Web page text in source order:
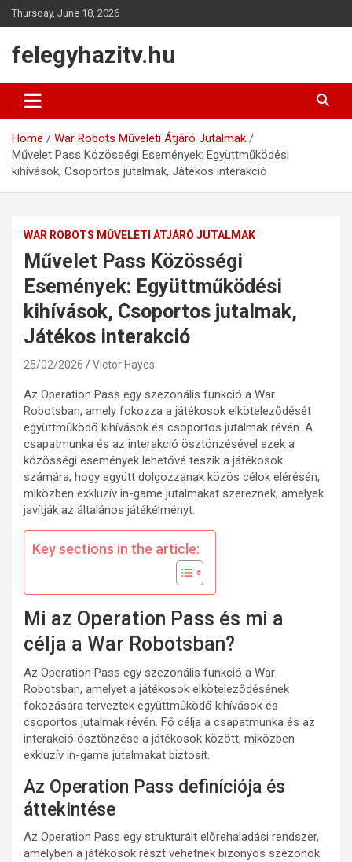
Skip
to
Thursday, June 18, 2026
felegyhazitv.hu
Home
War Robots Műveleti Átjáró Jutalmak
Művelet Pass Közösségi Események: Együttműködési
kihívások, Csoportos jutalmak, Játékos interakció
WAR ROBOTS MŰVELETI ÁTJÁRÓ JUTALMAK
Művelet Pass Közösségi
Események: Együttműködési
kihívások, Csoportos jutalmak,
Játékos interakció
25/02/2026 Victor Hayes
Az Operation Pass egy szezonális funkció a War
Robotsban, amely fokozza a játékosok elköteleződését
együttműködő kihívások és csoportos jutalmak révén. A
csapatmunka és az interakció ösztönzésével ezek a
közösségi események lehetővé teszik a játékosok
számára, hogy együtt dolgozzanak közös célok elérésén,
miközben exkluzív in-game jutalmakat szereznek, amelyek
javítják az általános játékélményt.
Key sections in the article:
Mi az Operation Pass és mi a
célja a War Robotsban?
Az Operation Pass egy szezonális funkció a War
Robotsban, amelyet a játékosok elköteleződésének
fokozására terveztek együttműködő kihívások és
csoportos jutalmak révén. Fő célja a csapatmunka és az
interakció ösztönzése a játékosok között, miközben
exkluzív in-game jutalmakat biztosít.
Az Operation Pass definíciója és
áttekintése
Az Operation Pass egy strukturált előrehaladási rendszer,
amelyben a játékosok részt vehetnek bizonyos szezonok